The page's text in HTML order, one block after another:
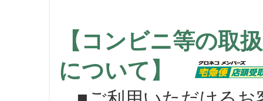
【コンビニ等の取
について】